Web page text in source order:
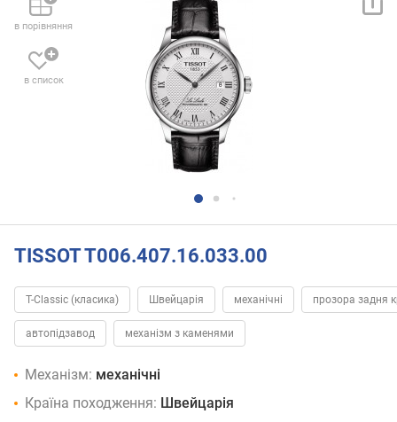
в порівняння
в список
TISSOT T006.407.16.033.00
T-Classic (класика) Швейцарія механічні прозора задня
автопідзавод механізм з каменями
Механізм: механічні
Країна походження: Швейцарія